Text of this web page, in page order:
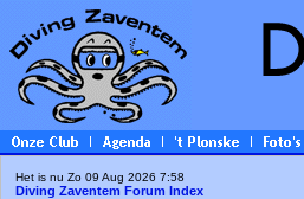
Het is nu Zo 09 Aug 2026 7:58
Diving Zaventem Forum Index